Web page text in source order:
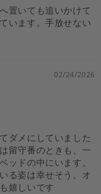
置いても追いかけて
います。手放せない
02/24/2026
ダメにしていました
留守番のときも、一
ッドの中にいます。
る姿は幸せそう。オ
嬉しいです